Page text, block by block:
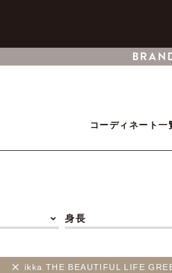
コーディネート一
身長
ikka THE BEAUTIFUL LIFE